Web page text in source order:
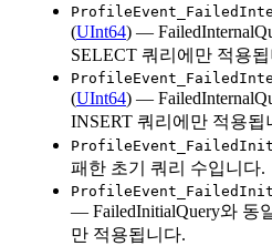
(UInt64) —
SELECT 쿼리에만 적용
(UInt64) —
INSERT 쿼리에만 적용됩
패한 초기 쿼리 수입니다.
— FailedInitialQuery와 동
만 적용됩니다.